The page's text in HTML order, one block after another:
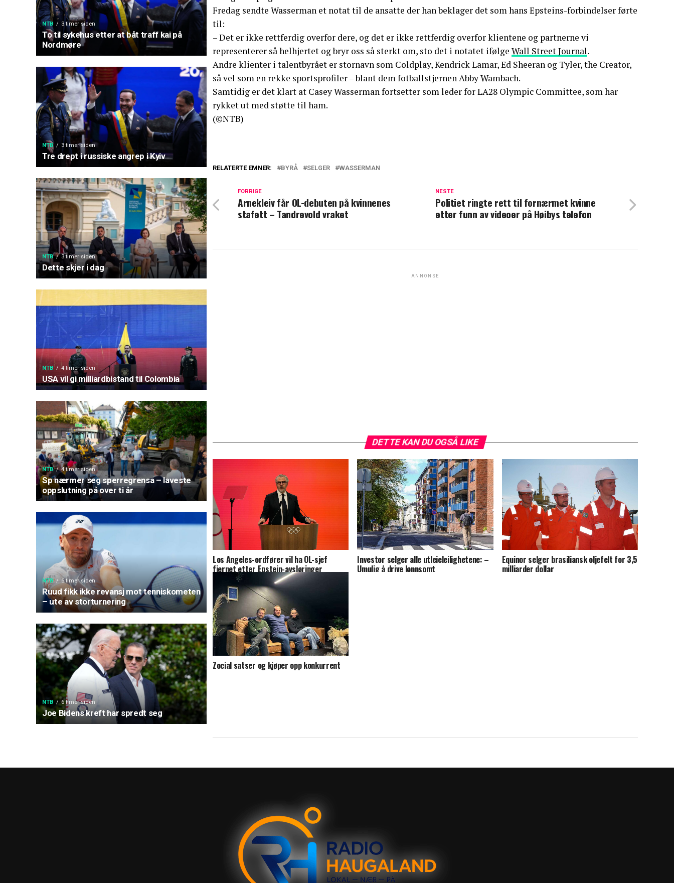
NTB 3 timer siden
To til sykehus etter at båt traff kai på
Nordmøre
NTB 3 timer siden
Tre drept i russiske angrep i Kyiv
NTB 3 timer siden
Dette skjer i dag
NTB 4 timer siden
USA vil gi milliardbistand til Colombia
NTB 4 timer siden
Sp nærmer seg sperregrensa – laveste
oppslutning på over ti år
NTB 6 timer siden
Ruud fikk ikke revansj mot tenniskometen
– ute av storturnering
NTB 6 timer siden
Joe Bidens kreft har spredt seg
Fredag sendte Wasserman et notat til de ansatte der han beklager det som hans Epsteins-forbindelser førte
til:
– Det er ikke rettferdig overfor dere, og det er ikke rettferdig overfor klientene og partnerne vi
representerer så helhjertet og bryr oss så sterkt om, sto det i notatet ifølge Wall Street Journal.
Andre klienter i talentbyrået er stornavn som Coldplay, Kendrick Lamar, Ed Sheeran og Tyler, the Creator,
så vel som en rekke sportsprofiler – blant dem fotballstjernen Abby Wambach.
Samtidig er det klart at Casey Wasserman fortsetter som leder for LA28 Olympic Committee, som har
rykket ut med støtte til ham.
(©NTB)
RELATERTE EMNER: BYRÅ SELGER WASSERMAN
NESTE
Politiet ringte rett til fornærmet kvinne
etter funn av videoer på Høibys telefon
FORRIGE
Arnekleiv får OL-debuten på kvinnenes
stafett – Tandrevold vraket
ANNONSE
DETTE KAN DU OGSÅ LIKE
Los Angeles-ordfører vil ha OL-sjef
fjernet etter Epstein-avsløringer
Investor selger alle utleieleilighetene: –
Umulig å drive lønnsomt
Equinor selger brasiliansk oljefelt for 3,5
milliarder dollar
Zocial satser og kjøper opp konkurrent